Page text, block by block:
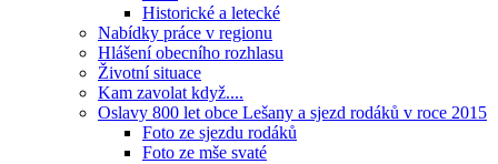
Historické a letecké
Nabídky práce v regionu
Hlášení obecního rozhlasu
Životní situace
Kam zavolat když....
Oslavy 800 let obce Lešany a sjezd rodáků v roce 2015
Foto ze sjezdu rodáků
Foto ze mše svaté